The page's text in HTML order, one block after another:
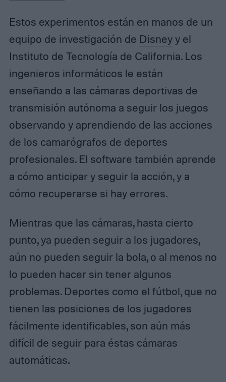
Estos experimentos están en manos de un
equipo de investigación de Disneyy el
Instituto de Tecnología de California. Los
ingenieros informáticos le están
enseñando a las cámaras deportivas de
transmisión autónoma a seguir los juegos
observando y aprendiendo de las acciones
de los camarógrafos de deportes
profesionales. El software también aprende
a cómo anticipar y seguir la acción, y a
cómo recuperarse si hay errores.
Mientras que las cámaras, hasta cierto
punto, ya pueden seguir a los jugadores,
aún no pueden seguir la bola, o al menos no
lo pueden hacer sin tener algunos
problemas. Deportes como el fútbol, que no
tienen las posiciones de los jugadores
fácilmente identificables, son aún más
difícil de seguir para éstas cámaras
automáticas.